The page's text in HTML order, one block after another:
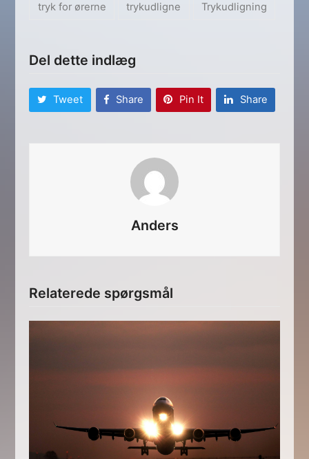
tryk for ørerne trykudligne Trykudligning
Del dette indlæg
Tweet Share Pin It Share
Anders
Relaterede spørgsmål